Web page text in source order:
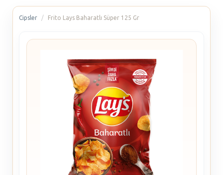
Cipsler Frito Lays Baharatlı Süper 125 Gr